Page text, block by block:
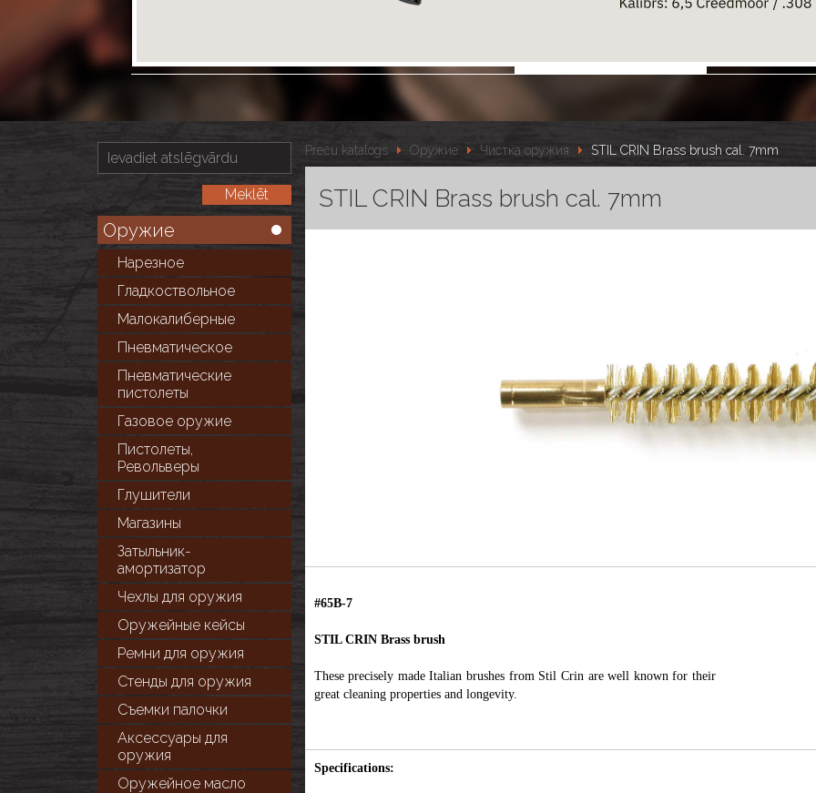
Оружие
Нарезное
Гладкоствольное
Малокалиберные
Пневматическое
Пневматические
пистолеты
Газовое оружие
Пистолеты,
Револьверы
Глушители
Магазины
Затыльник-
амортизатор
Чехлы для оружия
Оружейные кейсы
Ремни для оружия
Стенды для оружия
Съемки палочки
Аксессуары для
оружия
Оружейное масло
Preču katalogs Оружие Чистка оружия STIL CRIN Brass brush cal. 7mm
STIL CRIN Brass brush cal. 7mm
#65B-7
STIL CRIN Brass brush
These precisely made Italian brushes from Stil Crin are well known for their
great cleaning properties and longevity.
Specifications: